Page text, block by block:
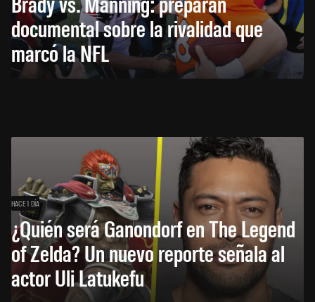
documental sobre la rivalidad que
marcó la NFL
HACE 1 DÍA
¿Quién será Ganondorf en The Legend
of Zelda? Un nuevo reporte señala al
actor Uli Latukefu